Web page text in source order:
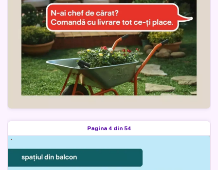
Pagina 4 din 54